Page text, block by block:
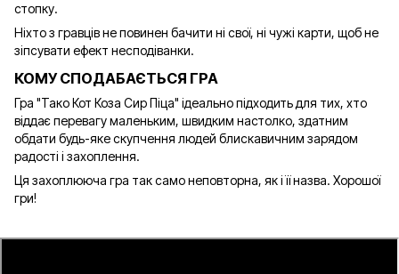
стопку.
Ніхто з гравців не повинен бачити ні свої, ні чужі карти, щоб не
зіпсувати ефект несподіванки.
КОМУ СПОДАБАЄТЬСЯ ГРА
Гра "Тако Кот Коза Сир Піца" ідеально підходить для тих, хто
віддає перевагу маленьким, швидким настолко, здатним
обдати будь-яке скупчення людей блискавичним зарядом
радості і захоплення.
Ця захоплююча гра так само неповторна, як і її назва. Хорошої
гри!